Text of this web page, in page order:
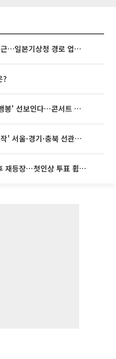
태풍 '돌핀' 오키나와 접근…일본기상청 경로 업데이트
?
빅뱅, 20주년 기념 '새 뱅봉' 선보인다⋯콘서트 앞두고 팝업 개최
기·충북 선관위 등 추가 압수수색
‘나솔사계’ 국화, 결별 후 재등장⋯첫인상 투표 휩쓸고 ‘인기녀’ 등극